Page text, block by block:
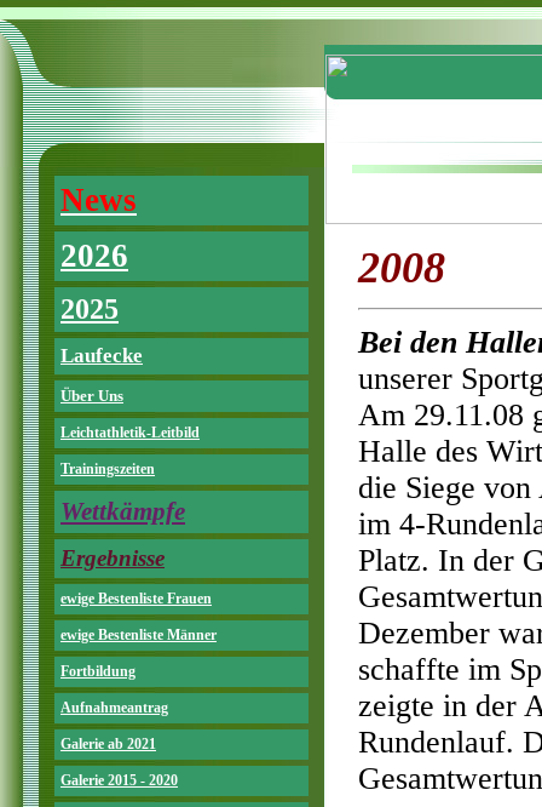
News
2026
2025
Laufecke
Über Uns
Leichtathletik-Leitbild
Trainingszeiten
Wettkämpfe
Ergebnisse
ewige Bestenliste Frauen
ewige Bestenliste Männer
Fortbildung
Aufnahmeantrag
Galerie ab 2021
Galerie 2015 - 2020
2008
Bei den
unserer
Am 29.11.08
Halle des
die Siege
im 4-
Platz. In der
Dezember
schaffte im
zeigte in der
Rundenlauf.